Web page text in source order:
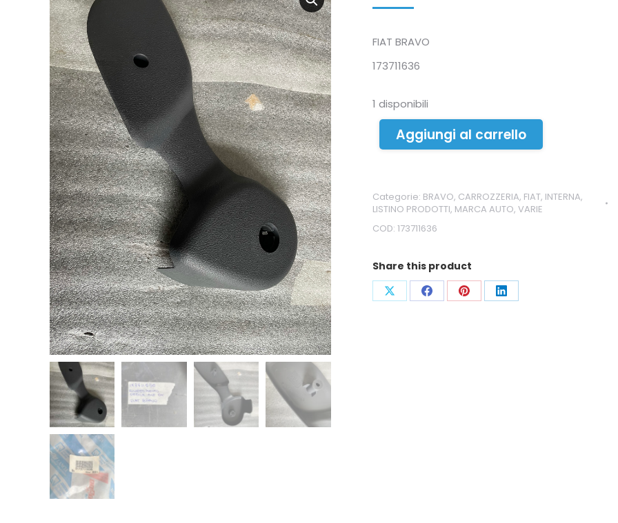
FIAT BRAVO
173711636
1 disponibili
Aggiungi al carrello
Categorie: BRAVO, CARROZZERIA, FIAT, INTERNA,
LISTINO PRODOTTI, MARCA AUTO, VARIE
COD: 173711636
Share this product
CondividiCondividiCondividiCondividi